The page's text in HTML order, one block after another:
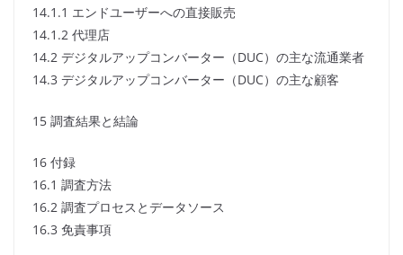
14.1.1 エンドユーザーへの直接販売
14.1.2 代理店
14.2 デジタルアップコンバーター（DUC）の主な流通業者
14.3 デジタルアップコンバーター（DUC）の主な顧客
15 調査結果と結論
16 付録
16.1 調査方法
16.2 調査プロセスとデータソース
16.3 免責事項